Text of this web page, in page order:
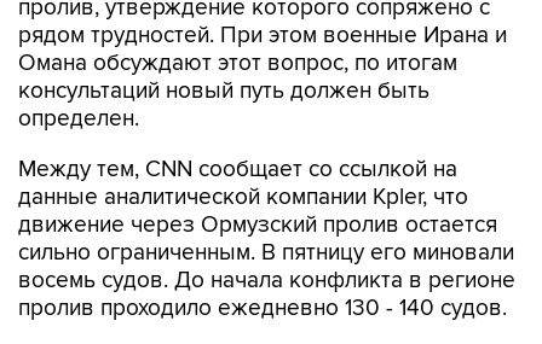
пролив, утверждение которого сопряжено с
рядом трудностей. При этом военные Ирана и
Омана обсуждают этот вопрос, по итогам
консультаций новый путь должен быть
определен.
Между тем, CNN сообщает со ссылкой на
данные аналитической компании Kpler, что
движение через Ормузский пролив остается
сильно ограниченным. В пятницу его миновали
восемь судов. До начала конфликта в регионе
пролив проходило ежедневно 130 - 140 судов.